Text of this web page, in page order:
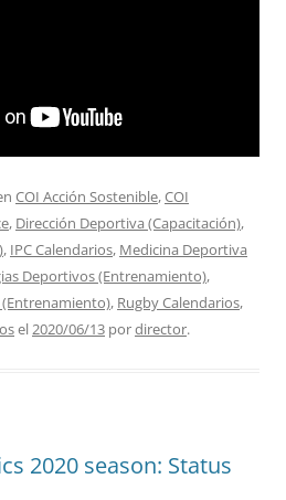
COI Acción Sostenible,COI
, Dirección Deportiva (Capacitación),
, IPC Calendarios, Medicina Deportiva
Deportivos (Entrenamiento),
, Rugby Calendarios,
el2020/06/13 pordirector.
2020 season: Status